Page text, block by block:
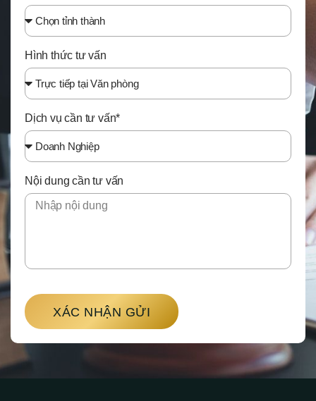
Hình thức tư vấn
Dịch vụ cần tư vấn*
Nội dung cần tư vấn
XÁC NHẬN GỬI